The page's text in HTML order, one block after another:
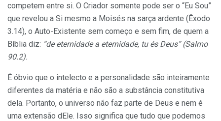
competem entre si. O Criador somente pode ser o “Eu Sou”
que revelou a Si mesmo a Moisés na sarça ardente (Êxodo
3.14), o Auto-Existente sem começo e sem fim, de quem a
Bíblia diz: “de eternidade a eternidade, tu és Deus” (Salmo
90.2).
É óbvio que o intelecto e a personalidade são inteiramente
diferentes da matéria e não são a substância constitutiva
dela. Portanto, o universo não faz parte de Deus e nem é
uma extensão dEle. Isso significa que tudo que podemos